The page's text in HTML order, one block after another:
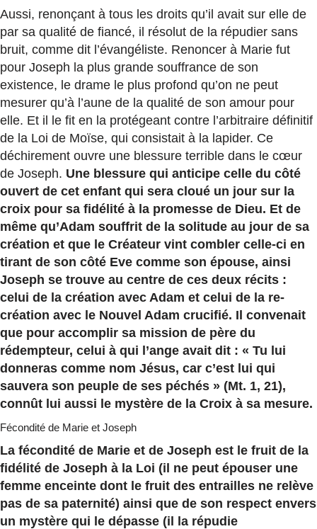
Aussi, renonçant à tous les droits qu’il avait sur elle de
par sa qualité de fiancé, il résolut de la répudier sans
bruit, comme dit l’évangéliste. Renoncer à Marie fut
pour Joseph la plus grande souffrance de son
existence, le drame le plus profond qu’on ne peut
mesurer qu’à l’aune de la qualité de son amour pour
elle. Et il le fit en la protégeant contre l’arbitraire définitif
de la Loi de Moïse, qui consistait à la lapider. Ce
déchirement ouvre une blessure terrible dans le cœur
de Joseph. Une blessure qui anticipe celle du côté
ouvert de cet enfant qui sera cloué un jour sur la
croix pour sa fidélité à la promesse de Dieu. Et de
même qu’Adam souffrit de la solitude au jour de sa
création et que le Créateur vint combler celle-ci en
tirant de son côté Eve comme son épouse, ainsi
Joseph se trouve au centre de ces deux récits :
celui de la création avec Adam et celui de la re-
création avec le Nouvel Adam crucifié. Il convenait
que pour accomplir sa mission de père du
rédempteur, celui à qui l’ange avait dit : « Tu lui
donneras comme nom Jésus, car c’est lui qui
sauvera son peuple de ses péchés » (Mt. 1, 21),
connût lui aussi le mystère de la Croix à sa mesure.
Fécondité de Marie et Joseph
La fécondité de Marie et de Joseph est le fruit de la
fidélité de Joseph à la Loi (il ne peut épouser une
femme enceinte dont le fruit des entrailles ne relève
pas de sa paternité) ainsi que de son respect envers
un mystère qui le dépasse (il la répudie